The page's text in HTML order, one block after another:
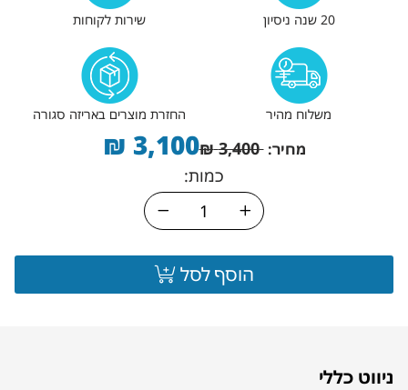
20 שנה ניסיון שירות לקוחות
משלוח מהיר החזרת מוצרים באריזה סגורה
מחיר: 3,400
₪
3,100
₪
כמות:
הוסף לסל
ניווט כללי